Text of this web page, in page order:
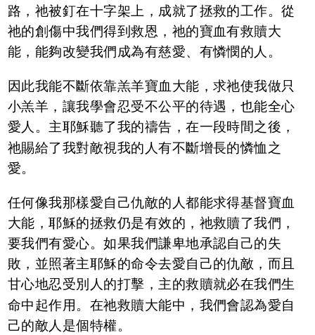
路，祂被釘在十字架上，成就了拯救的工作。從
祂的創傷中我們得到救恩，祂的寶血有救贖大
能，能夠改變我們成為有慈愛、有憐憫的人。
因此我能不斷依靠羔羊寶血大能，求祂使我做只
小羔羊，讓我學會忍受不公平的待遇，也能全心
愛人。主耶穌聽了我的禱告，在一段時間之後，
祂賜給了我對敵視我的人有不斷增長的憐恤之
愛。
任何像我那樣愛自己仇敵的人都能求得基督寶血
大能，耶穌的拯救仍是有效的，祂救贖了我們，
要我們有愛心。如果我們謙卑地承認自己的失
敗，並照著主耶穌的命令去愛自己的仇敵，而且
甘心地忍受別人的打擊，主的救贖就必在我們生
命中起作用。在祂救贖大能中，我們會認為愛自
己的敵人是個特權。